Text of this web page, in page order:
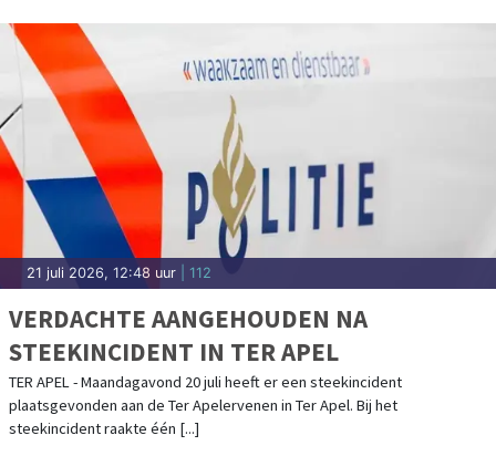
21 juli 2026, 12:48 uur | 112
VERDACHTE AANGEHOUDEN NA
STEEKINCIDENT IN TER APEL
TER APEL - Maandagavond 20 juli heeft er een steekincident
plaatsgevonden aan de Ter Apelervenen in Ter Apel. Bij het
steekincident raakte één [...]